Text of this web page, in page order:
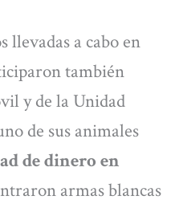
llevadas a cabo en
también
y de la Unidad
de sus animales
de dinero en
armas blancas